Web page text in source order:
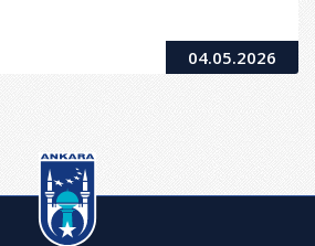
04.05.2026